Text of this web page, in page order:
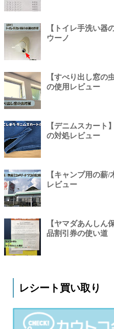
【トイレ手洗い器
ウーノ
【すべり出し窓の
の使用レビュー
【デニムスカート
の対処レビュー
【キャンプ用の薪
レビュー
【ヤマダあんしん
品割引券の使い道
レシート買い取り